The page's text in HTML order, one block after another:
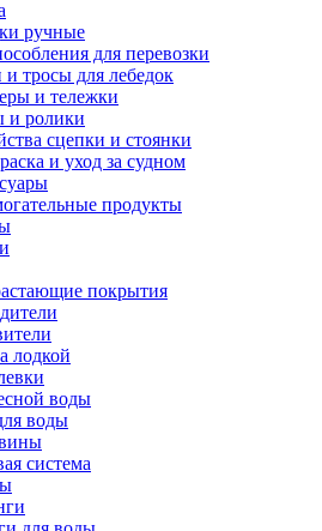
ручные
для перевозки
тросы для лебедок
и тележки
и ролики
сцепки и стоянки
и уход за судном
продукты
покрытия
лодкой
воды
воды
система